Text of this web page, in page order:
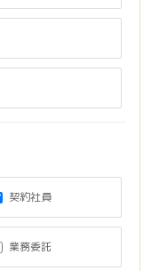
契約社員
業務委託